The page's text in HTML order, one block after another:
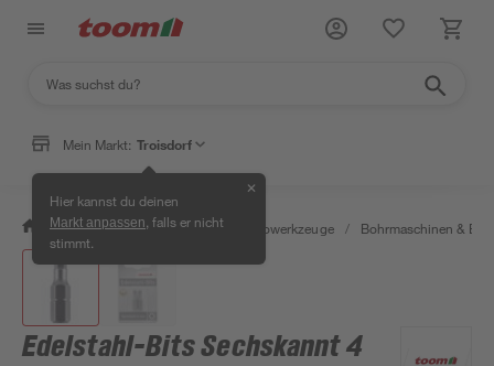
Mein Markt: Troisdorf
Hier kannst du deinen
Markt anpassen , falls er nicht
stimmt.
✕
/ Werkstatt & Maschinen / Elektrowerkzeuge / Bohrmaschinen &
Edelstahl-Bits Sechskannt 4